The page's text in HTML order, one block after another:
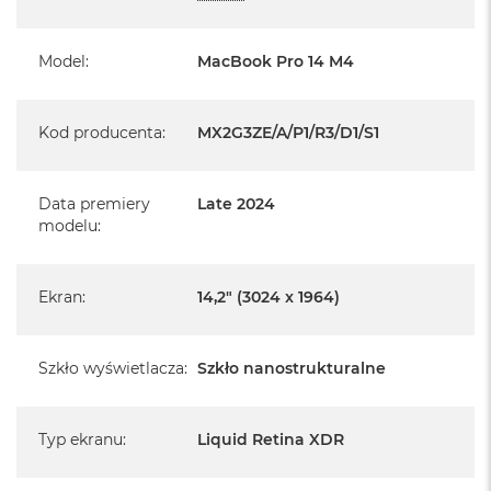
MacBook Pro jest nowy
Realizowaną w każdym autoryzowanym punkcie
Istnieje możliwość przedłużenia gwarancji producenta.
Model: MacBook Pro 14 M4
Kod producenta: MX2G3ZE/A/P1/R3/D1/S1
Data premiery
modelu:
Late 2024
Ekran: 14,2" (3024 x 1964)
Szkło wyświetlacza: Szkło nanostrukturalne
Typ ekranu: Liquid Retina XDR